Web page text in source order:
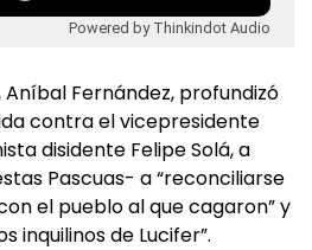
Powered by Thinkindot Audio
Aníbal Fernández, profundizó
contra el vicepresidente
disidente Felipe Solá, a
Pascuas- a “reconciliarse
el pueblo al que cagaron” y
inquilinos de Lucifer”.